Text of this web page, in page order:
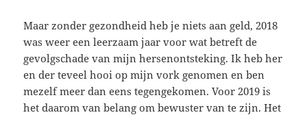
Maar zonder gezondheid heb je niets aan geld, 2018
was weer een leerzaam jaar voor wat betreft de
gevolgschade van mijn hersenontsteking. Ik heb her
en der teveel hooi op mijn vork genomen en ben
mezelf meer dan eens tegengekomen. Voor 2019 is
het daarom van belang om bewuster van te zijn. Het